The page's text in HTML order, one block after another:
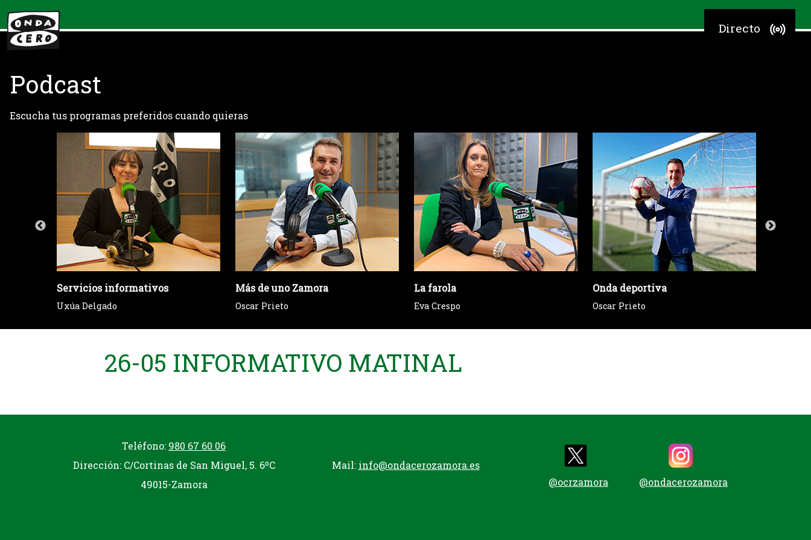
Directo
Podcast
Escucha tus programas preferidos cuando quieras
Servicios informativos
Uxúa Delgado
Más de uno Zamora
Oscar Prieto
La farola
Eva Crespo
Onda deportiva
Oscar Prieto
26-05 INFORMATIVO MATINAL
Teléfono: 980 67 60 06
Dirección: C/Cortinas de San Miguel, 5. 6ºC
49015-Zamora
Mail: info@ondacerozamora.es
@ocrzamora
@ondacerozamora